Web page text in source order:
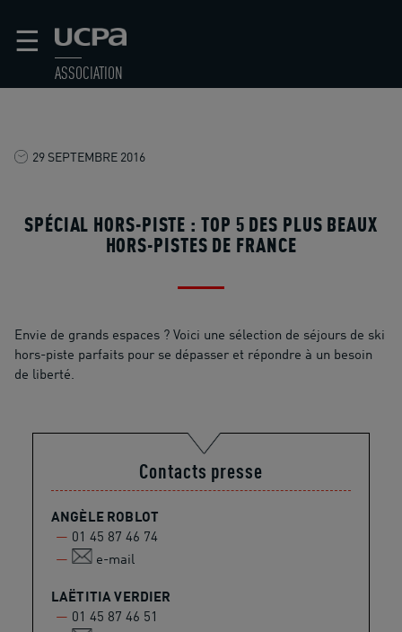
☰
ASSOCIATION
29 SEPTEMBRE 2016
SPÉCIAL HORS-PISTE : TOP 5 DES PLUS BEAUX
HORS-PISTES DE FRANCE
Envie de grands espaces ? Voici une sélection de séjours de ski
hors-piste parfaits pour se dépasser et répondre à un besoin
de liberté.
Contacts presse
ANGÈLE ROBLOT
01 45 87 46 74
e-mail
LAËTITIA VERDIER
01 45 87 46 51